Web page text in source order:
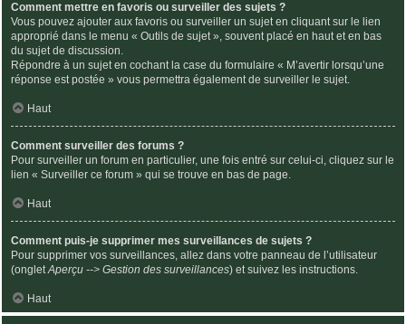
Comment mettre en favoris ou surveiller des sujets ?
Vous pouvez ajouter aux favoris ou surveiller un sujet en cliquant sur le lien
approprié dans le menu « Outils de sujet », souvent placé en haut et en bas
du sujet de discussion.
Répondre à un sujet en cochant la case du formulaire « M’avertir lorsqu’une
réponse est postée » vous permettra également de surveiller le sujet.
Haut
Comment surveiller des forums ?
Pour surveiller un forum en particulier, une fois entré sur celui-ci, cliquez sur le
lien « Surveiller ce forum » qui se trouve en bas de page.
Haut
Comment puis-je supprimer mes surveillances de sujets ?
Pour supprimer vos surveillances, allez dans votre panneau de l’utilisateur
(ongletAperçu --> Gestion des surveillances) et suivez les instructions.
Haut